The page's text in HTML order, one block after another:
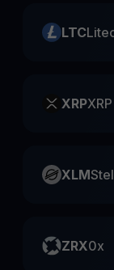
LTC
XRPXRP
XLM
ZRX0x